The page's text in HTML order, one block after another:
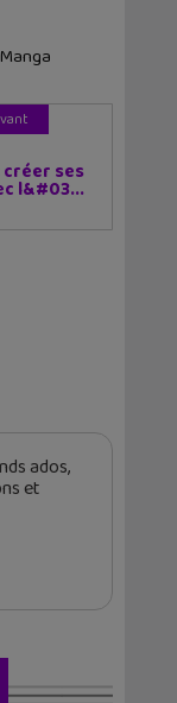
créer ses
l&#03...
ados,
et